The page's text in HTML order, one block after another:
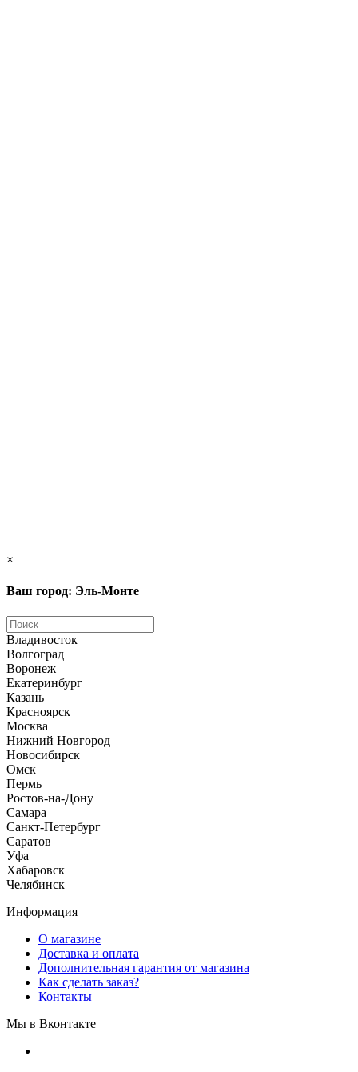
×
Ваш город: Эль-Монте
Владивосток
Волгоград
Воронеж
Екатеринбург
Казань
Красноярск
Москва
Нижний Новгород
Новосибирск
Омск
Пермь
Ростов-на-Дону
Самара
Санкт-Петербург
Саратов
Уфа
Хабаровск
Челябинск
Информация
О магазине
Доставка и оплата
Дополнительная гарантия от магазина
Как сделать заказ?
Контакты
Мы в Вконтакте